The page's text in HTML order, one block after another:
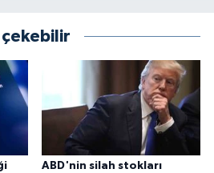
çekebilir
ABD'nin silah stokları